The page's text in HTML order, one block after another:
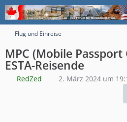
Flug und Einreise
MPC (Mobile
ESTA-Reisende
RedZed
2. März 2024 um